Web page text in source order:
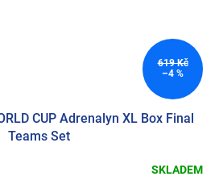
619 Kč
–4 %
CUP Adrenalyn XL Box Final
Teams Set
SKLADEM